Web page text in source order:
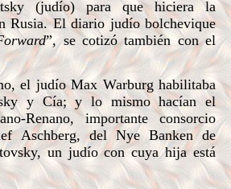
(judío) para que hiciera la
Rusia. El diario judío bolchevique
”, se cotizó también con el
el judío Max Warburg habilitaba
y Cía; y lo mismo hacían el
Renano, importante consorcio
Aschberg, del Nye Banken de
un judío con cuya hija está